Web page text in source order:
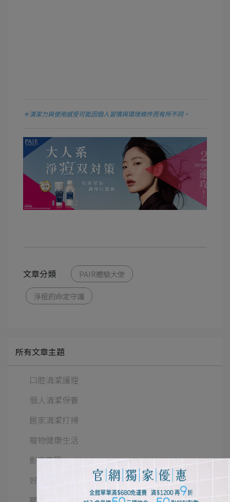
＊清潔力與使用感受可能因個人習慣與環境條件而有所不同。
文章分類 PAIR體驗大使
淨痘的命定守護
所有文章主題
口腔清潔護理
個人清潔保養
居家清潔打掃
寵物健康生活
影音專區
好評推薦